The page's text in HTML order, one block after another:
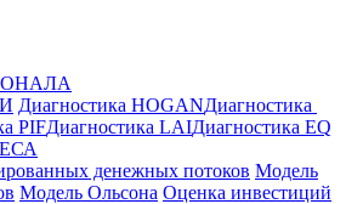
Диагностика ​HOGAN​Диагностика ​
​PIF​Диагностика ​LAI​Диагностика ​EQ
денежных потоков Модель
Модель Ольсона Оценка инвестиций